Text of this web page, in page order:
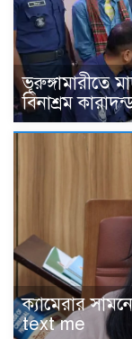
ভূরুঙ্গামারীতে
বিনাশ্রম
‎ক্যামেরার
text me